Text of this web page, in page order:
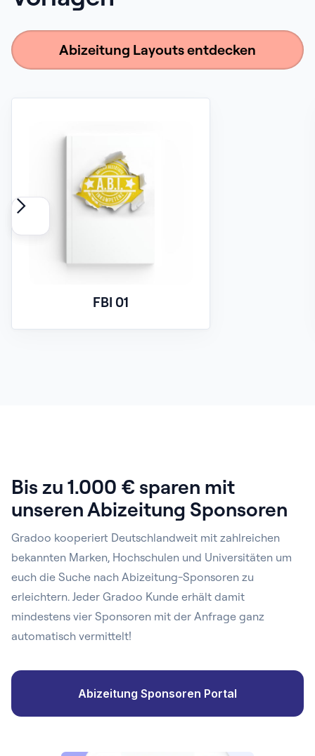
Abizeitung Layouts entdecken
FBI 01
Bis zu 1.000 € sparen mit
unseren Abizeitung Sponsoren
Gradoo kooperiert Deutschlandweit mit zahlreichen
bekannten Marken, Hochschulen und Universitäten um
euch die Suche nach Abizeitung-Sponsoren zu
erleichtern. Jeder Gradoo Kunde erhält damit
mindestens vier Sponsoren mit der Anfrage ganz
automatisch vermittelt!
Abizeitung Sponsoren Portal